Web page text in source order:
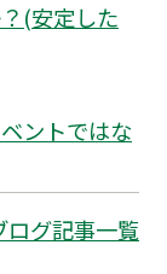
(安定した
ントではな
ログ記事一覧